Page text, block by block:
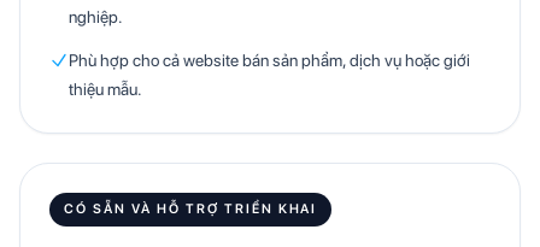
nghiệp.
Phù hợp cho cả website bán sản phẩm, dịch vụ hoặc giới
thiệu mẫu.
CÓ SẴN VÀ HỖ TRỢ TRIỂN KHAI